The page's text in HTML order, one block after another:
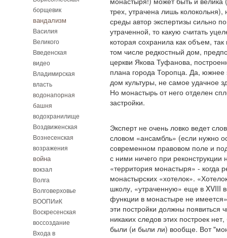
борщевик
вандализм
Василия
Великого
Введенская
видео
Владимирская
власть
водонапорная
башня
водохранилище
Воздвиженская
Вознесенская
возражения
война
вокзал
Волга
Волговерховье
ВООПИиК
Воскресенская
воссоздание
Входа в
трех, утрачена лишь колокольня),
среды автор экспертизы сильно
утраченной, то какую считать
которая сохранила как объем,
том числе редкостный дом,
церкви Якова Туфанова,
плана города Торопца. Да, южнее
дом культуры, не самое удачное
Но монастырь от него отделен
застройки.
Эксперт не очень ловко ведет
словом «ансамбль» (если нужно
современном правовом поле и
с ними ничего при реконструкции
«территория монастыря» - когда
монастырских «хотелок».
школу, «утраченную» еще в XVIII
функции в монастыре не
эти постройки должны появиться
никаких следов этих построек
были (и были ли) вообще. Вот